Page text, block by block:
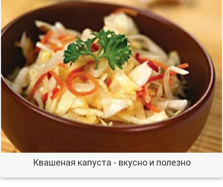
Квашеная капуста - вкусно и полезно